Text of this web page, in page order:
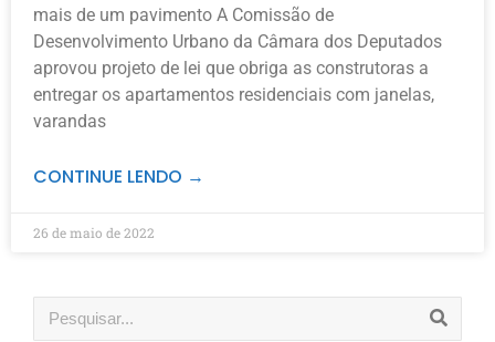
mais de um pavimento A Comissão de
Desenvolvimento Urbano da Câmara dos Deputados
aprovou projeto de lei que obriga as construtoras a
entregar os apartamentos residenciais com janelas,
varandas
CONTINUE LENDO →
26 de maio de 2022